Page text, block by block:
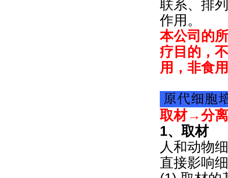
联系、排
作用。
本公司的
疗目的，
用，非食用
取材→分
1、取材
人和动物
直接影响